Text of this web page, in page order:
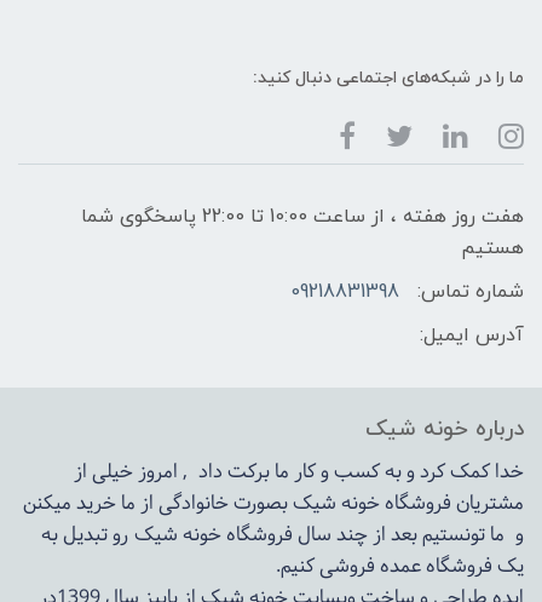
ما را در شبکه‌های اجتماعی دنبال کنید:
هفت روز هفته ، از ساعت 10:00 تا 22:00 پاسخگوی شما
هستیم
شماره تماس:
09218831398
آدرس ایمیل:
درباره خونه شیک
خدا کمک کرد و به کسب و کار ما برکت داد , امروز خیلی از
مشتریان فروشگاه خونه شیک بصورت خانوادگی از ما خرید میکنن
و ما تونستیم بعد از چند سال فروشگاهخونه شیکرو تبدیل به
یک فروشگاه عمده فروشی کنیم.